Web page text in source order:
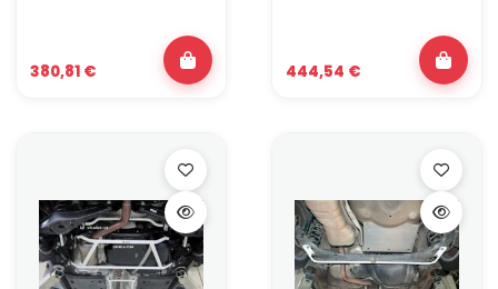
380,81 € 444,54 €